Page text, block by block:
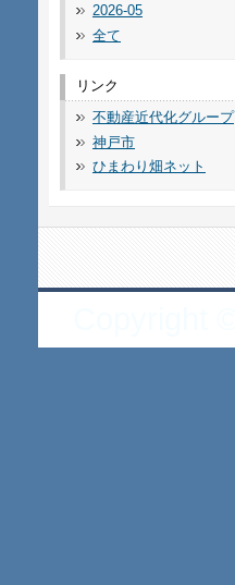
2026-05
全て
リンク
不動産近代化グループ
神戸市
ひまわり畑ネット